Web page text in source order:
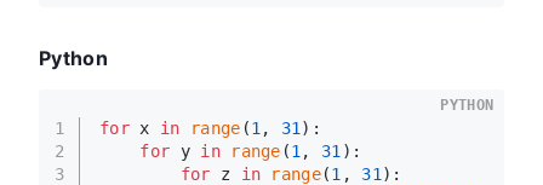
Python
1
2
3
for x in range (1 , 31 ):
for y in range (1 , 31 ):
for z in range(1 , 31 ):
PYTHON